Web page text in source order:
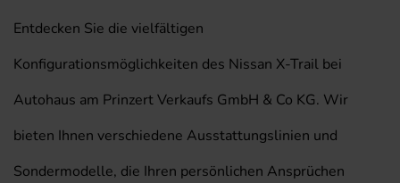
Entdecken Sie die vielfältigen
Konfigurationsmöglichkeiten des Nissan X-Trail bei
Autohaus am Prinzert Verkaufs GmbH & Co KG. Wir
bieten Ihnen verschiedene Ausstattungslinien und
Sondermodelle, die Ihren persönlichen Ansprüchen